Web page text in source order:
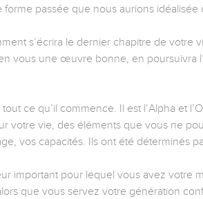
passée que nous aurions idéalisée
s’écrira le dernier chapitre de votre
vous une œuvre bonne, en poursuivra
ce qu’il commence. Il est l’Alpha et
votre vie, des éléments que vous ne
vos capacités. Ils ont été déterminés
important pour lequel vous avez votre
que vous servez votre génération